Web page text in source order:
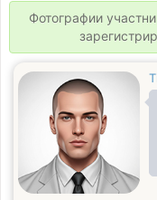
Фотографии